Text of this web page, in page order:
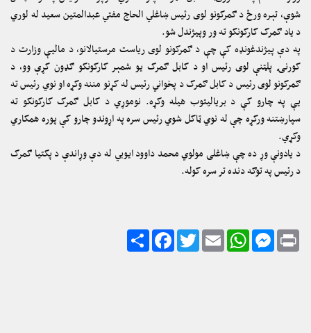
شوې، تېره ورځ د ګمرکونو لوی رئیس ښاغلي الحاج مفتي عبدالمتین سعید له لوري
د یاد ګمرک کارکونکو ته ور وپیژندل شو.
په دې پیژندغونډه کې چې د ګمرکونو لوی ریاست مرستیالانو، د مالیې وزارت د
کورنۍ پلټنې لوی رئیس او د کابل ګمرک یو شمېر کارکونکو ګډون کړې وو، د
ګمرکونو لوی رئیس د کابل ګمرک د پخواني رئیس له کړنو مننه وکړه او نوي رئیس ته
یې په چارو کې د بریالیتوب هیله وکړه. نوموړي د کابل ګمرک کارکونکو ته
سپارښتنه ورکړه چې له نوي ټاکل شوي رئیس سره په اړوندو چارو کې پوره همکاري
وکړي.
د یادونې وړ ده چې ښاغلی مولوي محمد داوود ایوبي له دې وړاندې د پکتیا ګمرک
د رئیس په توګه دنده تر سره کوله.